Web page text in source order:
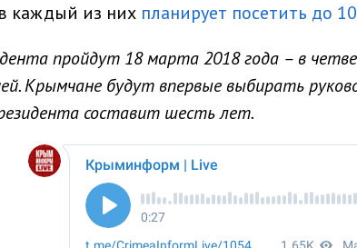
каждый из них планирует посетить до
пройдут 18 марта 2018 года – в
Крымчане будут впервые выбирать
составит шесть лет.